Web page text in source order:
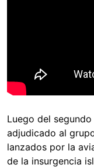
Luego del
adjudicado al
lanzados por la
de la insurgencia